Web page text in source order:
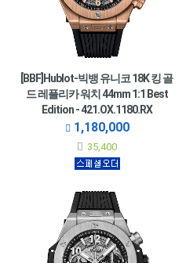
[BBF]Hublot-빅뱅 유니코 18K 킹 골
드 레플리카 워치 44mm 1:1 Best
Edition - 421.OX.1180.RX
1,180,000
35,400